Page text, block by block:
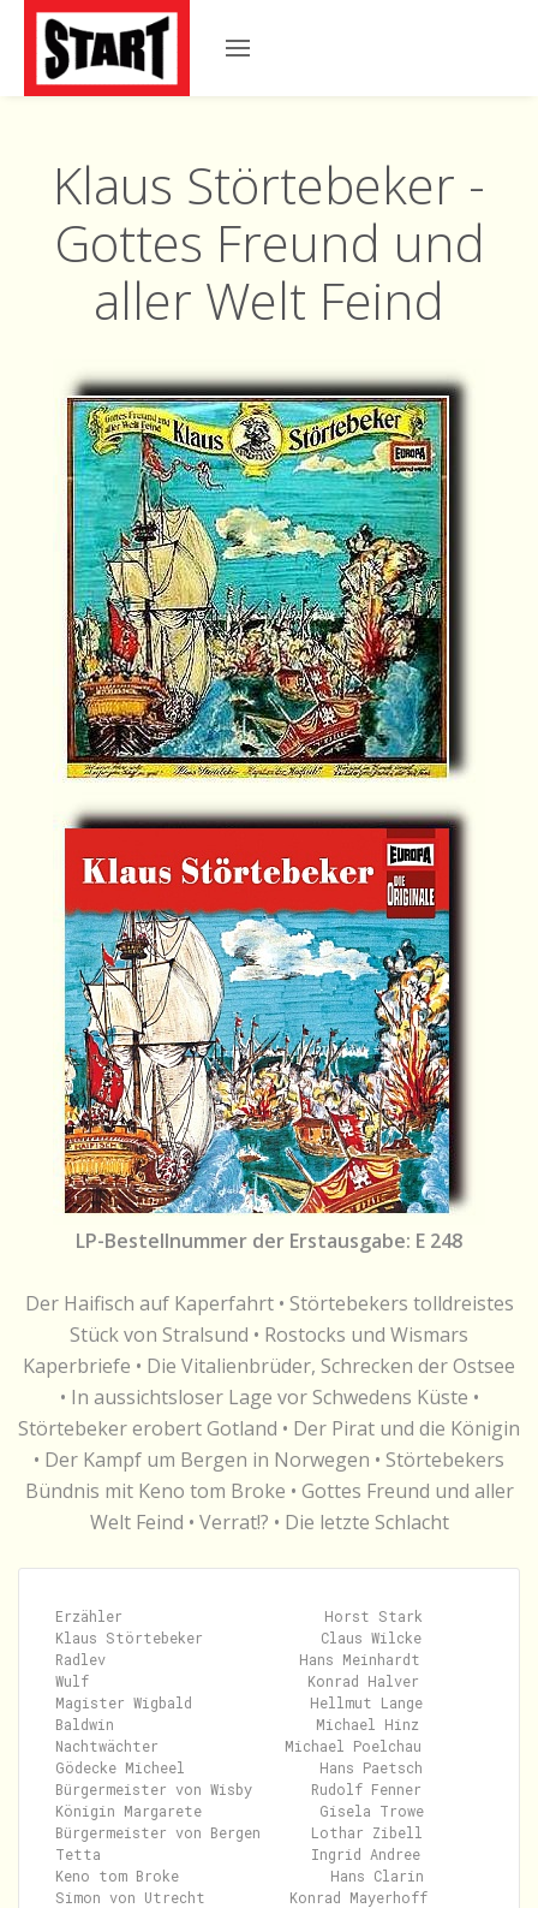
Klaus Störtebeker -
Gottes Freund und
aller Welt Feind
LP-Bestellnummer der Erstausgabe: E 248
Der Haifisch auf Kaperfahrt • Störtebekers tolldreistes
Stück von Stralsund • Rostocks und Wismars
Kaperbriefe • Die Vitalienbrüder, Schrecken der Ostsee
• In aussichtsloser Lage vor Schwedens Küste •
Störtebeker erobert Gotland • Der Pirat und die Königin
• Der Kampf um Bergen in Norwegen • Störtebekers
Bündnis mit Keno tom Broke • Gottes Freund und aller
Welt Feind • Verrat!? • Die letzte Schlacht
Erzähler                        Horst Stark
Klaus Störtebeker              Claus Wilcke
Radlev                       Hans Meinhardt
Wulf                          Konrad Halver
Magister Wigbald              Hellmut Lange
Baldwin                        Michael Hinz
Nachtwächter               Michael Poelchau
Gödecke Micheel                Hans Paetsch
Bürgermeister von Wisby       Rudolf Fenner
Königin Margarete              Gisela Trowe
Bürgermeister von Bergen      Lothar Zibell
Tetta                         Ingrid Andree
Keno tom Broke                  Hans Clarin
Simon von Utrecht          Konrad Mayerhoff